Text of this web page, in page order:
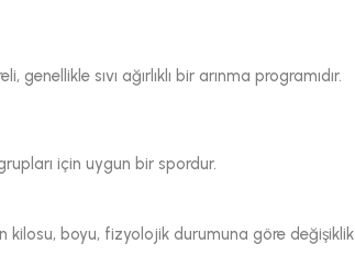
sıvı ağırlıklı bir arınma programıdır.
için uygun bir spordur.
kilosu, boyu, fizyolojik durumuna göre değişiklik